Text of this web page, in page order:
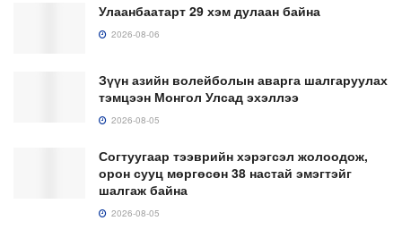
Улаанбаатарт 29 хэм дулаан байна
2026-08-06
Зүүн азийн волейболын аварга шалгаруулах
тэмцээн Монгол Улсад эхэллээ
2026-08-05
Согтуугаар тээврийн хэрэгсэл жолоодож,
орон сууц мөргөсөн 38 настай эмэгтэйг
шалгаж байна
2026-08-05